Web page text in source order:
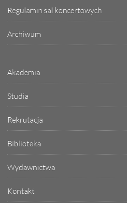
Regulamin sal koncertowych
Archiwum
Akademia
Studia
Rekrutacja
Biblioteka
Wydawnictwa
Kontakt